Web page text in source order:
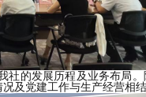
社的发展历程 及 业务布局 。
及 党建工作与生产经营相